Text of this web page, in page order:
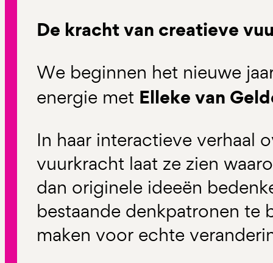
De kracht van creatieve
We beginnen het nieuwe
energie met Elleke van
In haar interactieve verhaal
vuurkracht laat ze zien
dan originele ideeën
bestaande denkpatronen te
maken voor echte